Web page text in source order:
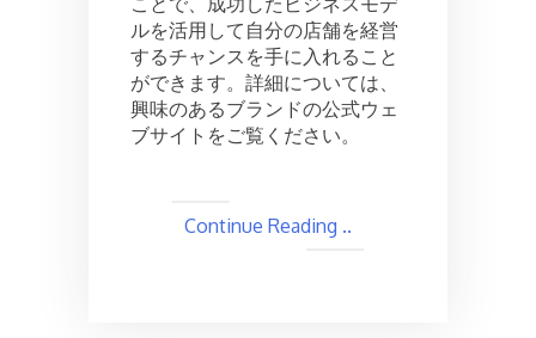
ルを活用して自分の店舗を経営
するチャンスを手に入れること
ができます。詳細については、
興味のあるブランドの公式ウェ
ブサイトをご覧ください。
Continue Reading ..